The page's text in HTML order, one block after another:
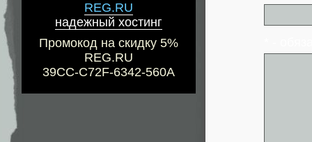
REG.RU
надежный хостинг
Промокод на скидку 5%
REG.RU
39CC-C72F-6342-560A